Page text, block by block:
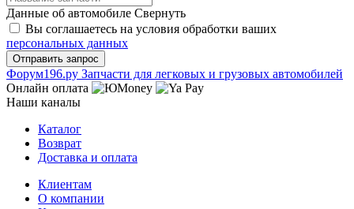
Данные об автомобиле Свернуть
Вы соглашаетесь на условия обработки ваших
персональных данных
Фoрум196.ру Запчасти для легковых и грузовых автомобилей
Онлайн оплата
Наши каналы
Каталог
Возврат
Доставка и оплата
Клиентам
О компании